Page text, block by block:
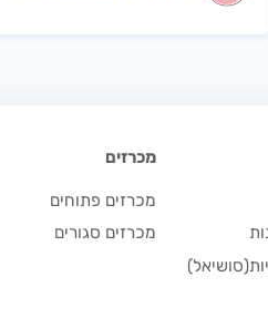
מכרזים
מכרזים פתוחים
מכרזים סגורים